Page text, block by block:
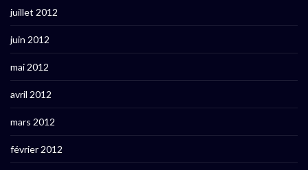
juillet 2012
juin 2012
mai 2012
avril 2012
mars 2012
février 2012